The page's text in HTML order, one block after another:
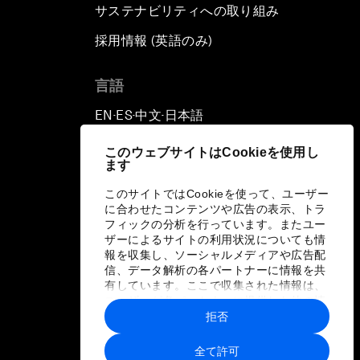
このウェブサイトはCookieを使用し
ます
このサイトではCookieを使って、ユーザー
に合わせたコンテンツや広告の表示、トラ
フィックの分析を行っています。またユー
ザーによるサイトの利用状況についても情
報を収集し、ソーシャルメディアや広告配
信、データ解析の各パートナーに情報を共
有しています。ここで収集された情報は、
ユーザーが各パートナーに提供した他の情
報や各パートナーのサービスを使用した際
に収集された情報と組み合わされ、各パー
トナーによって使用されることがありま
全て許可
拒否
サステナビリティへの取り組み
採用情報 (英語のみ)
言語
EN ▪ ES▪中文▪ 日本語